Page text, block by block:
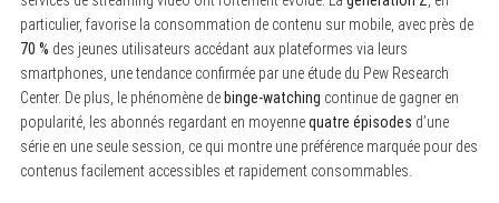
particulier, favorise la consommation de contenu sur mobile, avec près de
70 % des jeunes utilisateurs accédant aux plateformes via leurs
smartphones, une tendance confirmée par une étude du Pew Research
Center. De plus, le phénomène de binge-watching continue de gagner en
popularité, les abonnés regardant en moyennequatre épisodes d’une
série en une seule session, ce qui montre une préférence marquée pour des
contenus facilement accessibles et rapidement consommables.